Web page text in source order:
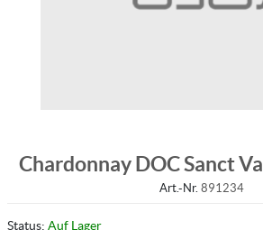
Chardonnay DOC Sanct
Art.-Nr. 891234
Status: Auf Lager